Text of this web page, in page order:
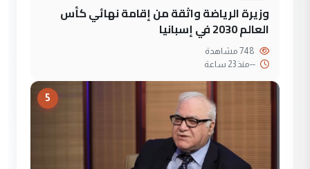
وزيرة الرياضة واثقة من إقامة نهائي كأس
العالم 2030 في إسبانيا
--منذ 23 ساعة
5